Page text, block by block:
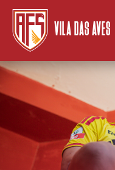
VILA DAS AVES